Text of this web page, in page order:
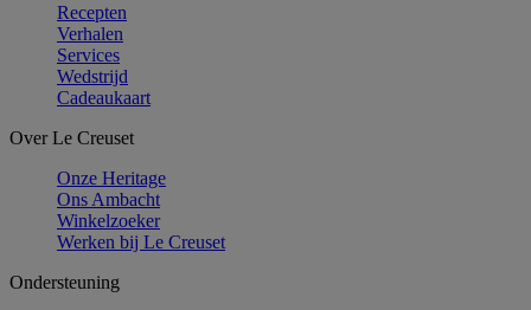
Recepten
Verhalen
Services
Wedstrijd
Cadeaukaart
Over Le Creuset
Onze Heritage
Ons Ambacht
Winkelzoeker
Werken bij Le Creuset
Ondersteuning